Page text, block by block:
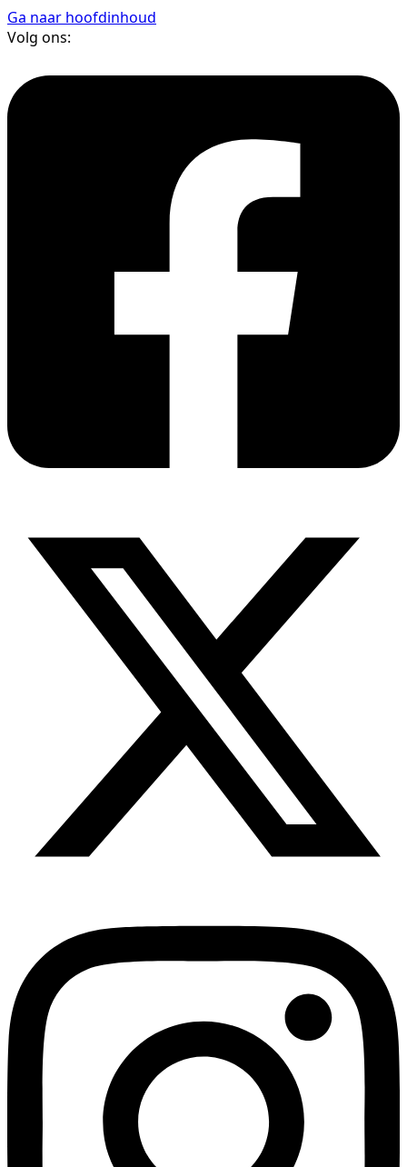
Ga naar hoofdinhoud
Volg ons: